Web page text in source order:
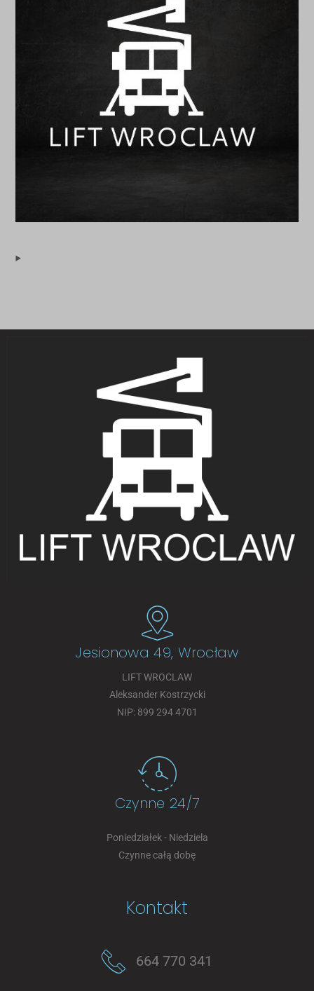
Jesionowa 49, Wrocław
LIFT WROCLAW
Aleksander Kostrzycki
NIP: 899 294 4701
Czynne 24/7
Poniedziałek - Niedziela
Czynne całą dobę
Kontakt
664 770 341